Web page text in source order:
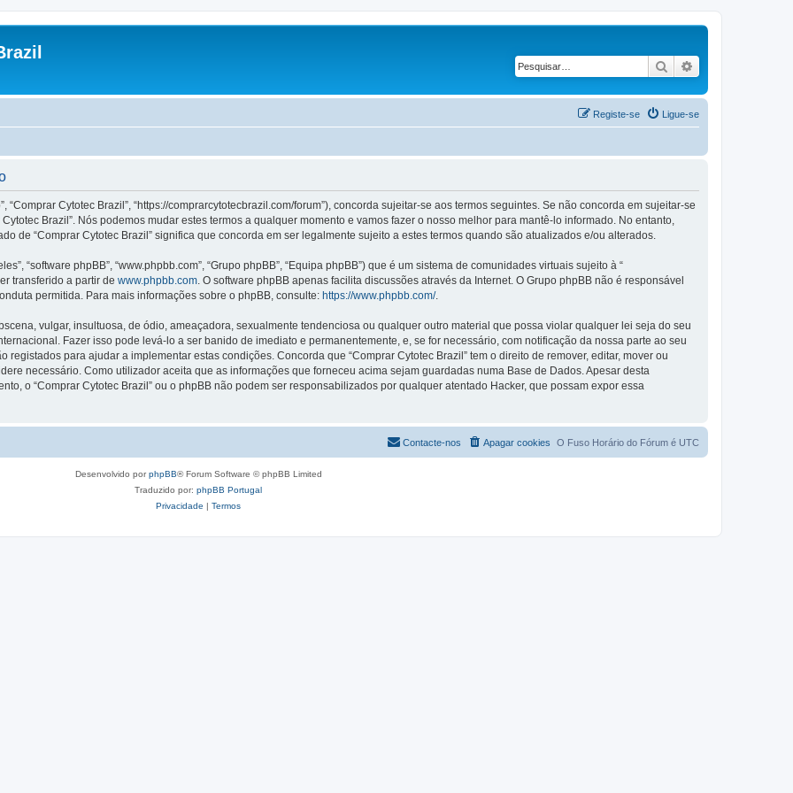
Pesquisar
Ligue-se
Registe-se
“Comprar Cytotec Brazil”, “https://comprarcytotecbrazil.com/forum”), concorda sujeitar-se aos termos seguintes. Se não concorda em sujeitar-se
Brazil”. Nós podemos mudar estes termos a qualquer momento e vamos fazer o nosso melhor para mantê-lo informado. No entanto,
de “Comprar Cytotec Brazil” significa que concorda em ser legalmente sujeito a estes termos quando são atualizados e/ou alterados.
“software phpBB”, “www.phpbb.com”, “Grupo phpBB”, “Equipa phpBB”) que é um sistema de comunidades virtuais sujeito à “
transferido a partir de www.phpbb.com . O software phpBB apenas facilita discussões através da Internet. O Grupo phpBB não é responsável
permitida. Para mais informações sobre o phpBB, consulte: https://www.phpbb.com/.
vulgar, insultuosa, de ódio, ameaçadora, sexualmente tendenciosa ou qualquer outro material que possa violar qualquer lei seja do seu
Fazer isso pode levá-lo a ser banido de imediato e permanentemente, e, se for necessário, com notificação da nossa parte ao seu
registados para ajudar a implementar estas condições. Concorda que “Comprar Cytotec Brazil” tem o direito de remover, editar, mover ou
necessário. Como utilizador aceita que as informações que forneceu acima sejam guardadas numa Base de Dados. Apesar desta
o “Comprar Cytotec Brazil” ou o phpBB não podem ser responsabilizados por qualquer atentado Hacker, que possam expor essa
O Fuso Horário do Fórum é UTC
Apagar cookies
Contacte-nos
Desenvolvido porphpBB® Forum Software © phpBB Limited
Traduzido por: phpBB Portugal
Privacidade | Termos